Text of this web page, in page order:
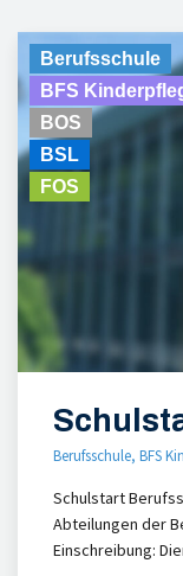
Berufsschule
BFS
BOS
BSL
FOS
Berufsschule, BFS
Schulstart
Abteilungen der
Einschreibung: